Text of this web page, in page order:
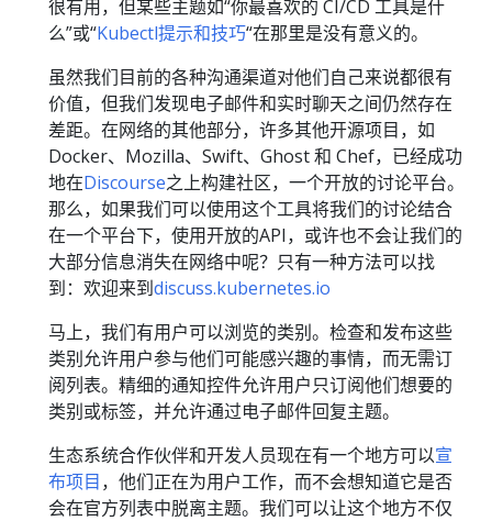
很有用，但某些主题如“你最喜欢的 CI/CD 工具是什
么”或“Kubectl提示和技巧“在那里是没有意义的。
虽然我们目前的各种沟通渠道对他们自己来说都很有
价值，但我们发现电子邮件和实时聊天之间仍然存在
差距。在网络的其他部分，许多其他开源项目，如
Docker、Mozilla、Swift、Ghost 和 Chef，已经成功
地在Discourse之上构建社区，一个开放的讨论平台。
那么，如果我们可以使用这个工具将我们的讨论结合
在一个平台下，使用开放的API，或许也不会让我们的
大部分信息消失在网络中呢？只有一种方法可以找
到：欢迎来到discuss.kubernetes.io
马上，我们有用户可以浏览的类别。检查和发布这些
类别允许用户参与他们可能感兴趣的事情，而无需订
阅列表。精细的通知控件允许用户只订阅他们想要的
类别或标签，并允许通过电子邮件回复主题。
生态系统合作伙伴和开发人员现在有一个地方可以宣
布项目，他们正在为用户工作，而不会想知道它是否
会在官方列表中脱离主题。我们可以让这个地方不仅